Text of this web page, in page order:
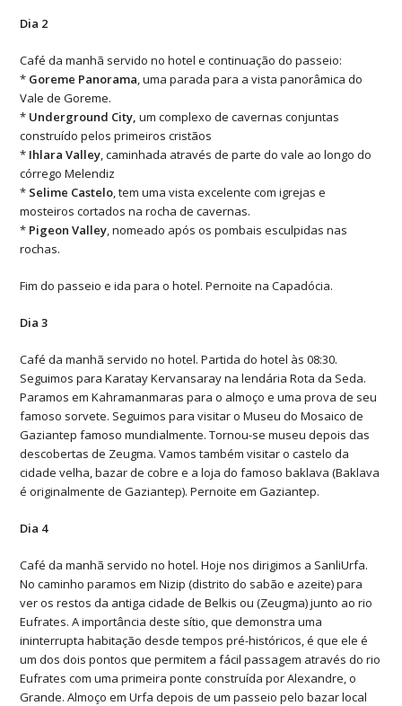
Dia 2
Café da manhã servido no hotel e continuação do passeio:
* Goreme Panorama, uma parada para a vista panorâmica do
Vale de Goreme.
* Underground City, um complexo de cavernas conjuntas
construído pelos primeiros cristãos
* Ihlara Valley, caminhada através de parte do vale ao longo do
córrego Melendiz
* Selime Castelo, tem uma vista excelente com igrejas e
mosteiros cortados na rocha de cavernas.
* Pigeon Valley, nomeado após os pombais esculpidas nas
rochas.
Fim do passeio e ida para o hotel. Pernoite na Capadócia.
Dia 3
Café da manhã servido no hotel. Partida do hotel às 08:30.
Seguimos para Karatay Kervansaray na lendária Rota da Seda.
Paramos em Kahramanmaras para o almoço e uma prova de seu
famoso sorvete. Seguimos para visitar o Museu do Mosaico de
Gaziantep famoso mundialmente. Tornou-se museu depois das
descobertas de Zeugma. Vamos também visitar o castelo da
cidade velha, bazar de cobre e a loja do famoso baklava (Baklava
é originalmente de Gaziantep). Pernoite em Gaziantep.
Dia 4
Café da manhã servido no hotel. Hoje nos dirigimos a SanliUrfa.
No caminho paramos em Nizip (distrito do sabão e azeite) para
ver os restos da antiga cidade de Belkis ou (Zeugma) junto ao rio
Eufrates. A importância deste sítio, que demonstra uma
ininterrupta habitação desde tempos pré-históricos, é que ele é
um dos dois pontos que permitem a fácil passagem através do rio
Eufrates com uma primeira ponte construída por Alexandre, o
Grande. Almoço em Urfa depois de um passeio pelo bazar local